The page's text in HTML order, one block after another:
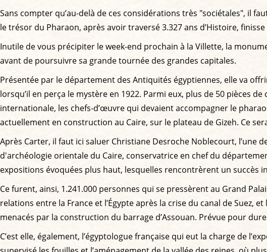
Sans compter qu’au-delà de ces considérations très "sociétales", il
le trésor du Pharaon, après avoir traversé 3.327 ans d’Histoire,
Inutile de vous précipiter le week-end prochain à la Villette, la
avant de poursuivre sa grande tournée des grandes capitales.
Présentée par le département des Antiquités égyptiennes, elle va
lorsqu’il en perça le mystère en 1922. Parmi eux, plus de 50 pièces
internationale, les chefs-d’œuvre qui devaient accompagner le
actuellement en construction au Caire, sur le plateau de Gizeh. Ce
Après Carter, il faut ici saluer Christiane Desroche Noblecourt,
d'archéologie orientale du Caire, conservatrice en chef du
expositions évoquées plus haut, lesquelles rencontrèrent un succès
Ce furent, ainsi, 1.241.000 personnes qui se pressèrent au Grand
relations entre la France et l’Égypte après la crise du canal de
menacés par la construction du barrage d’Assouan. Prévue pour
C’est elle, également, l’égyptologue française qui eut la charge de